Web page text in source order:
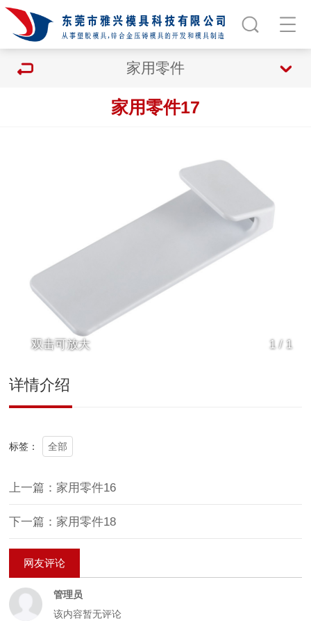
家用零件
家用零件17
1/ 1
双击可放大
详情介绍
标签： 全部
上一篇：家用零件16
下一篇：家用零件18
网友评论
管理员
该内容暂无评论